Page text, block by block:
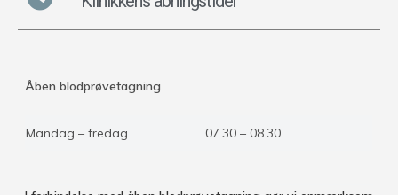
Åben blodprøvetagning
Mandag – fredag 07.30 – 08.30